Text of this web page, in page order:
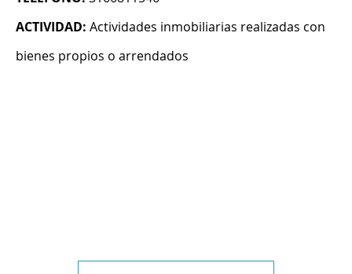
ACTIVIDAD: Actividades inmobiliarias realizadas con
bienes propios o arrendados